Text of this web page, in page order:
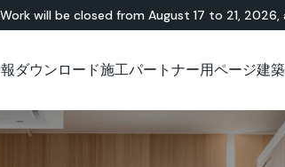
will be closed from August 17 to 21,
ッド
テラゾ
Lixio®
Lixio®+
アウト
公共エリ
屋外リビ
ダウンロード
技術資
施工パートナー用ページ建
技術資